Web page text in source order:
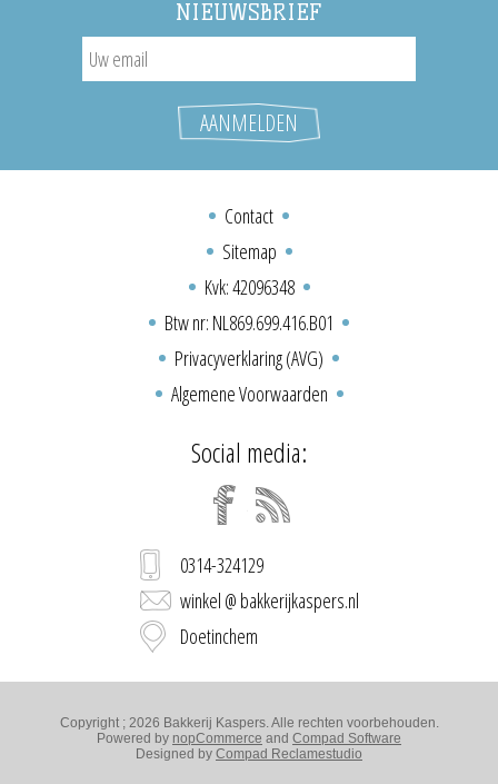
NIEUWSBRIEF
Contact
Sitemap
Kvk: 42096348
Btw nr: NL869.699.416.B01
Privacyverklaring (AVG)
Algemene Voorwaarden
Social media:
0314-324129
winkel @ bakkerijkaspers.nl
Doetinchem
Copyright ; 2026 Bakkerij Kaspers. Alle rechten voorbehouden.
Powered by nopCommerce and Compad Software
Designed by Compad Reclamestudio